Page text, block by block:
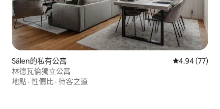
Sälen的私有公寓 從 77 則評價
4.94 (77)
林德瓦倫獨立公寓
地點 · 性價比 · 待客之道